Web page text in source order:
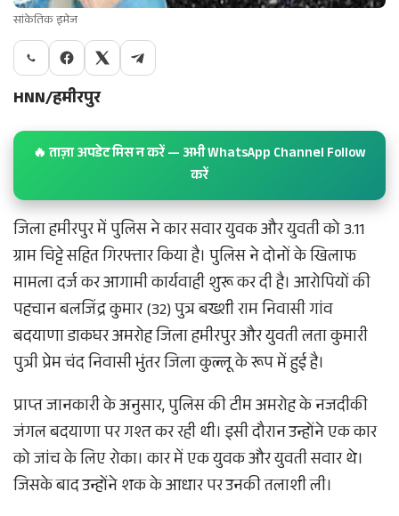
सांकेतिक इमेज
HNN/हमीरपुर
🔥 ताज़ा अपडेट मिस न करें — अभी WhatsApp Channel Follow
करें
जिला हमीरपुर में पुलिस ने कार सवार युवक और युवती को 3.11
ग्राम चिट्टे सहित गिरफ्तार किया है। पुलिस ने दोनों के खिलाफ
मामला दर्ज कर आगामी कार्यवाही शुरू कर दी है। आरोपियों की
पहचान बलजिंद्र कुमार (32) पुत्र बख्शी राम निवासी गांव
बदयाणा डाकघर अमरोह जिला हमीरपुर और युवती लता कुमारी
पुत्री प्रेम चंद निवासी भुंतर जिला कुल्लू के रूप में हुई है।
प्राप्त जानकारी के अनुसार, पुलिस की टीम अमरोह के नजदीकी
जंगल बदयाणा पर गश्त कर रही थी। इसी दौरान उन्होंने एक कार
को जांच के लिए रोका। कार में एक युवक और युवती सवार थे।
जिसके बाद उन्होंने शक के आधार पर उनकी तलाशी ली।